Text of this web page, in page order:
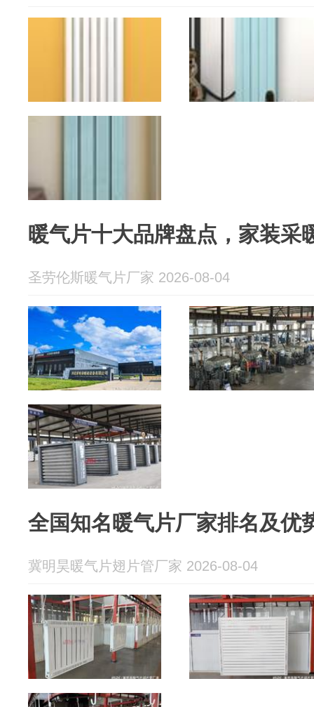
暖气片十大品牌盘点，家装采
圣劳伦斯暖气片厂家 2026-08-04
全国知名暖气片厂家排名及优
冀明昊暖气片翅片管厂家 2026-08-04